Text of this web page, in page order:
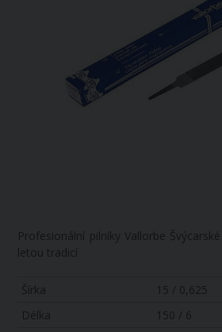
Profesionální pilníky Vallorbe
letou tradicí
Šírka
15 / 0,625
Délka
150 / 6